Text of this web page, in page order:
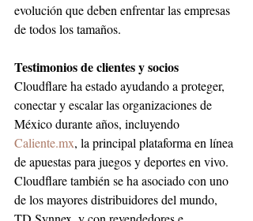
evolución que deben enfrentar las empresas
de todos los tamaños.
Testimonios de clientes y socios
Cloudflare ha estado ayudando a proteger,
conectar y escalar las organizaciones de
México durante años, incluyendo
Caliente.mx, la principal plataforma en línea
de apuestas para juegos y deportes en vivo.
Cloudflare también se ha asociado con uno
de los mayores distribuidores del mundo,